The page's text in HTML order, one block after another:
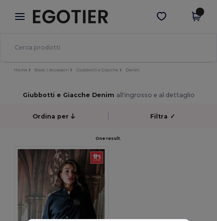
× App Egotier
Prezzi migliori sull'app!
Scarica app
Home Basic | Accessori Giubbotti e Giacche Denim
Giubbotti e Giacche Denim all'ingrosso e al dettaglio
Ordina per Filtra ✓
One result.